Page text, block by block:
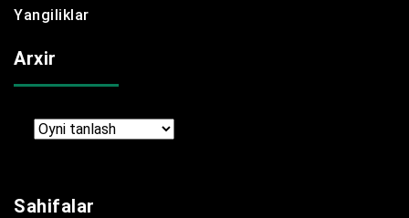
Yangiliklar
Arxir
Arxir
Sahifalar